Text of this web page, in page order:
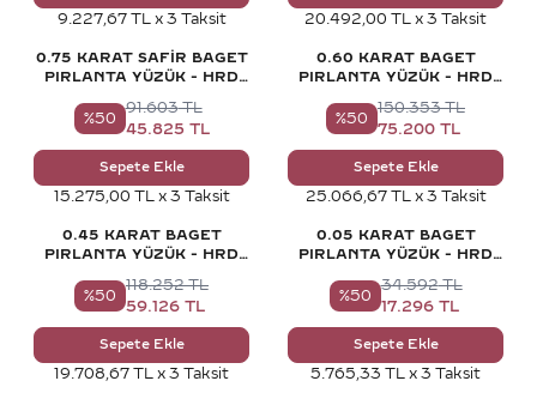
9.227,67 TL x 3 Taksit 20.492,00 TL x 3 Taksit
0.75 KARAT SAFIR BAGET
PIRLANTA YÜZÜK - HRD
%50
91.603TL
45.825 TL
Sepete Ekle
15.275,00 TL x 3 Taksit
0.60 KARAT BAGET
PIRLANTA YÜZÜK - HRD
%50
150.353TL
75.200 TL
Sepete Ekle
25.066,67 TL x 3 Taksit
0.45 KARAT BAGET
PIRLANTA YÜZÜK - HRD
%50
118.252TL
59.126 TL
Sepete Ekle
19.708,67 TL x 3 Taksit
0.05 KARAT BAGET
PIRLANTA YÜZÜK - HRD
%50
34.592TL
17.296TL
Sepete Ekle
5.765,33 TL x 3 Taksit